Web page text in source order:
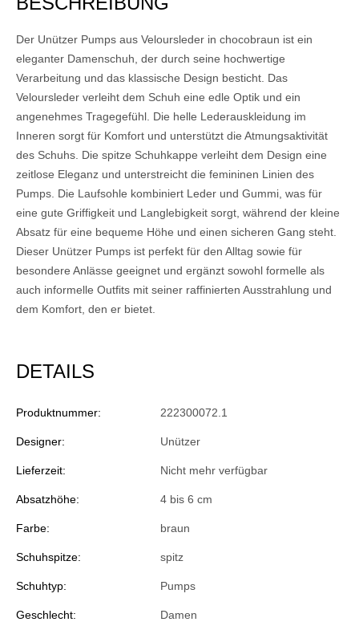
Der Unützer Pumps aus Veloursleder in chocobraun ist ein
eleganter Damenschuh, der durch seine hochwertige
Verarbeitung und das klassische Design besticht. Das
Veloursleder verleiht dem Schuh eine edle Optik und ein
angenehmes Tragegefühl. Die helle Lederauskleidung im
Inneren sorgt für Komfort und unterstützt die Atmungsaktivität
des Schuhs. Die spitze Schuhkappe verleiht dem Design eine
zeitlose Eleganz und unterstreicht die femininen Linien des
Pumps. Die Laufsohle kombiniert Leder und Gummi, was für
eine gute Griffigkeit und Langlebigkeit sorgt, während der kleine
Absatz für eine bequeme Höhe und einen sicheren Gang steht.
Dieser Unützer Pumps ist perfekt für den Alltag sowie für
besondere Anlässe geeignet und ergänzt sowohl formelle als
auch informelle Outfits mit seiner raffinierten Ausstrahlung und
dem Komfort, den er bietet.
DETAILS
Produktnummer: 222300072.1
Designer: Unützer
Lieferzeit: Nicht mehr verfügbar
Absatzhöhe: 4 bis 6 cm
Farbe: braun
Schuhspitze: spitz
Schuhtyp: Pumps
Geschlecht: Damen